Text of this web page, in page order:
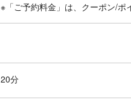
※「ご予約料金」は、クーポン/ポ
20分